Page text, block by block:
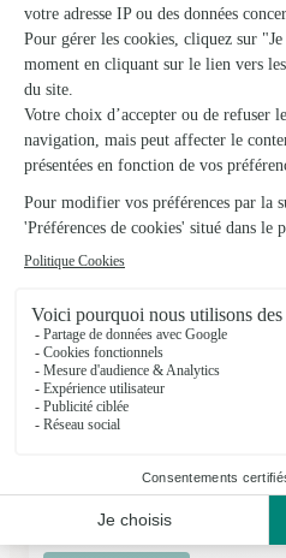
Ismene
Saint Denis
★★★★★4.5 (22)
101, rue du Général de Gaulle
Les Floralies
33, avenue de la Victoire